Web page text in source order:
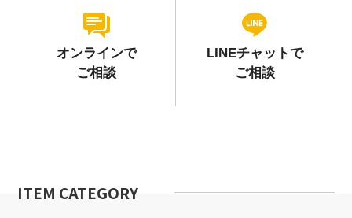
オンラインで
ご相談
LINEチャットで
ご相談
ITEM CATEGORY